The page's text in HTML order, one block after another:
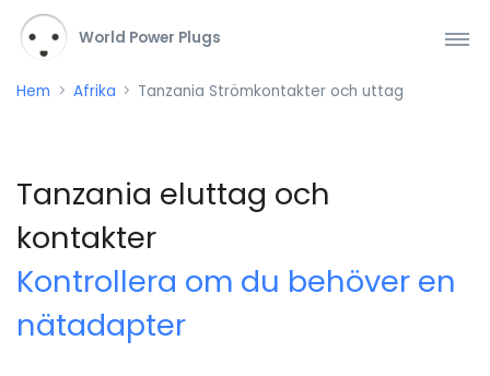
World Power Plugs
Hem Afrika Tanzania Strömkontakter och uttag
Tanzania eluttag och
kontakter
Kontrollera om du behöver en
nätadapter